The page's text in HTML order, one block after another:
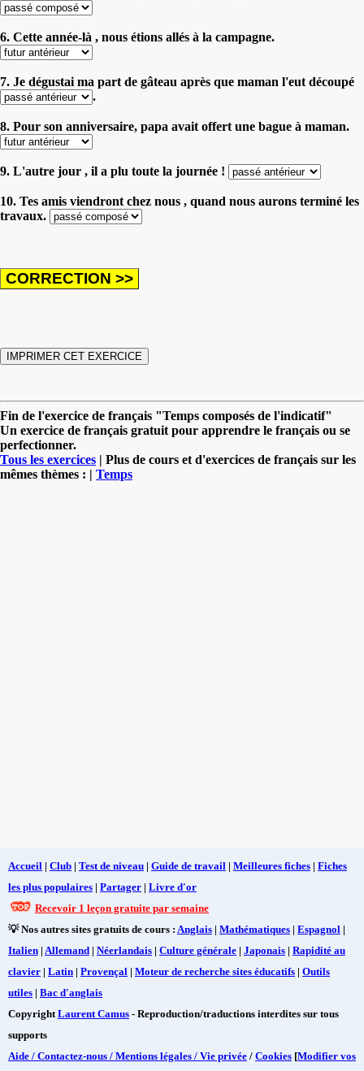
6. Cette année-là , nous étions allés à la campagne.
7. Je dégustai ma part de gâteau après que maman l'eut découpé
.
8. Pour son anniversaire, papa avait offert une bague à maman.
9. L'autre jour , il a plu toute la journée !
10. Tes amis viendront chez nous , quand nous aurons terminé les
travaux.
Fin de l'exercice de français "Temps composés de l'indicatif"
Un exercice de français gratuit pour apprendre le français ou se
perfectionner.
Tous les exercices | Plus de cours et d'exercices de français sur les
mêmes thèmes : | Temps
Accueil | Club | Test de niveau | Guide de travail | Meilleures fiches | Fiches
les plus populaires | Partager | Livre d'or
Recevoir 1 leçon gratuite par semaine
💡 Nos autres sites gratuits de cours : Anglais | Mathématiques | Espagnol |
Italien | Allemand | Néerlandais | Culture générale | Japonais | Rapidité au
clavier | Latin | Provençal | Moteur de recherche sites éducatifs | Outils
utiles | Bac d'anglais
Copyright Laurent Camus - Reproduction/traductions interdites sur tous
supports
Aide / Contactez-nous / Mentions légales / Vie privée / Cookies [Modifier vos